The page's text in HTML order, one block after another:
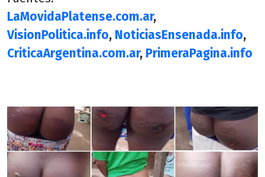
LaMovidaPlatense.com.ar,
VisionPolitica.info, NoticiasEnsenada.info,
CriticaArgentina.com.ar, PrimeraPagina.info